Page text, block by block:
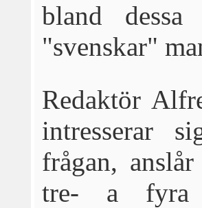
bland
"svenskar"
Redaktör
intresserar
frågan,
tre- a fyra